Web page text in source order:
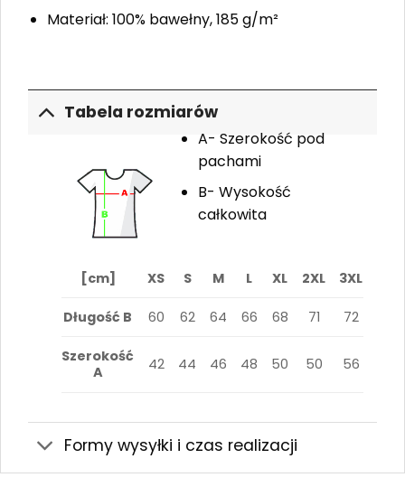
Materiał: 100% bawełny, 185 g/m²
Tabela rozmiarów
A- Szerokość pod
pachami
B- Wysokość
całkowita
[cm] XS S M L XL 2XL 3XL
Długość B 60 62 64 66 68 71 72
Szerokość
A
42 44 46 48 50 50 56
Formy wysyłki i czas realizacji